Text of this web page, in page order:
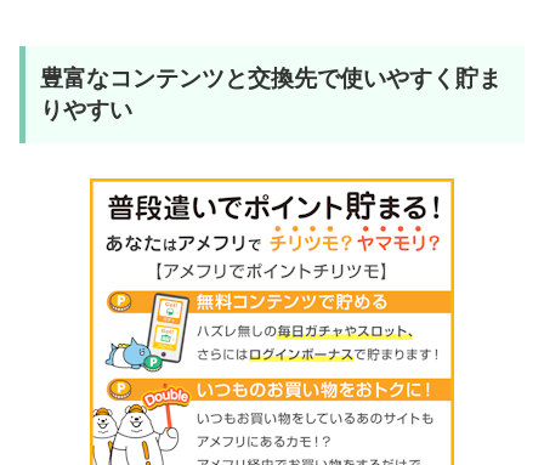
豊富なコンテンツと交換先で使いやすく貯ま
りやすい